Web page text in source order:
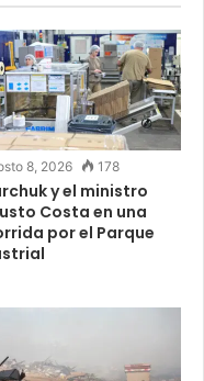
8, 2026 178
y el ministro
Costa en una
por el Parque